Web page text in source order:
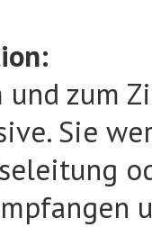
und zum
Sie